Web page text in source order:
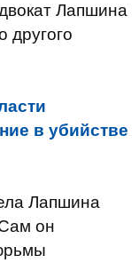
Лапшина
другого
в убийстве
Лапшина
он